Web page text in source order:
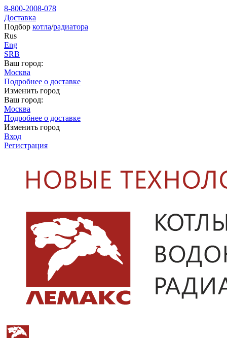
8-800-2008-078
Доставка
Подбор котла/радиатора
Rus
Eng
SRB
Ваш город:
Москва
Подробнее о доставке
Изменить город
Ваш город:
Москва
Подробнее о доставке
Изменить город
Вход
Регистрация